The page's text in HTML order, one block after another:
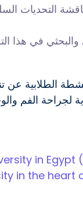
التحديات
والبحثي في هذا